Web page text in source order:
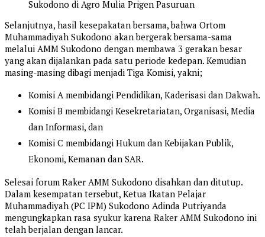
Sukodono di Agro Mulia Prigen Pasuruan
Selanjutnya, hasil kesepakatan bersama, bahwa Ortom
Muhammadiyah Sukodono akan bergerak bersama-sama
melalui AMM Sukodono dengan membawa 3 gerakan besar
yang akan dijalankan pada satu periode kedepan. Kemudian
masing-masing dibagi menjadi Tiga Komisi, yakni;
Komisi A membidangi Pendidikan, Kaderisasi dan Dakwah.
Komisi B membidangi Kesekretariatan, Organisasi, Media
dan Informasi, dan
Komisi C membidangi Hukum dan Kebijakan Publik,
Ekonomi, Kemanan dan SAR.
Selesai forum Raker AMM Sukodono disahkan dan ditutup.
Dalam kesempatan tersebut, Ketua Ikatan Pelajar
Muhammadiyah (PC IPM) Sukodono Adinda Putriyanda
mengungkapkan rasa syukur karena Raker AMM Sukodono ini
telah berjalan dengan lancar.